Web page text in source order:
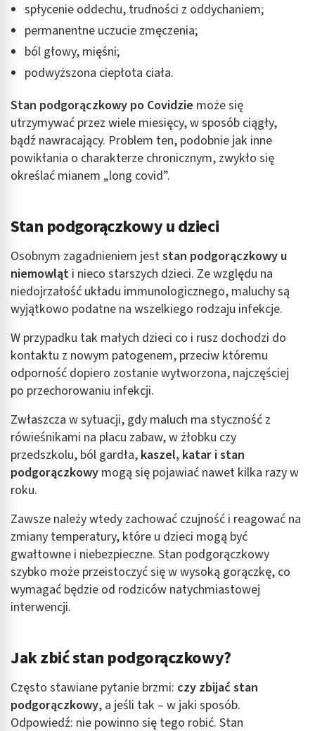
spłycenie oddechu, trudności z oddychaniem;
permanentne uczucie zmęczenia;
ból głowy, mięśni;
podwyższona ciepłota ciała.
Stan podgorączkowy po Covidzie może się
utrzymywać przez wiele miesięcy, w sposób ciągły,
bądź nawracający. Problem ten, podobnie jak inne
powikłania o charakterze chronicznym, zwykło się
określać mianem „long covid”.
Stan podgorączkowy u dzieci
Osobnym zagadnieniem jeststan podgorączkowy u
niemowląt i nieco starszych dzieci. Ze względu na
niedojrzałość układu immunologicznego, maluchy są
wyjątkowo podatne na wszelkiego rodzaju infekcje.
W przypadku tak małych dzieci co i rusz dochodzi do
kontaktu z nowym patogenem, przeciw któremu
odporność dopiero zostanie wytworzona, najczęściej
po przechorowaniu infekcji.
Zwłaszcza w sytuacji, gdy maluch ma styczność z
rówieśnikami na placu zabaw, w żłobku czy
przedszkolu, ból gardła, kaszel, katar i stan
podgorączkowy mogą się pojawiać nawet kilka razy w
roku.
Zawsze należy wtedy zachować czujność i reagować na
zmiany temperatury, które u dzieci mogą być
gwałtowne i niebezpieczne. Stan podgorączkowy
szybko może przeistoczyć się w wysoką gorączkę, co
wymagać będzie od rodziców natychmiastowej
interwencji.
Jak zbić stan podgorączkowy?
Często stawiane pytanie brzmi: czy zbijać stan
podgorączkowy, a jeśli tak – w jaki sposób.
Odpowiedź: nie powinno się tego robić. Stan